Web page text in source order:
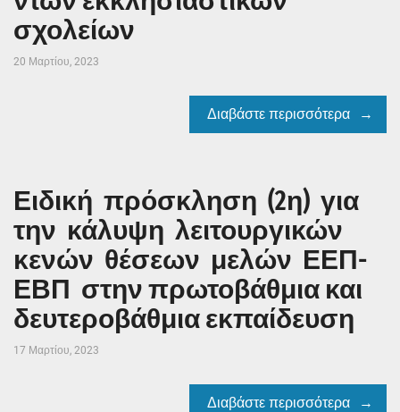
σχολείων
20 Μαρτίου, 2023
Διαβάστε περισσότερα
Ειδική πρόσκληση (2η) για
την κάλυψη λειτουργικών
κενών θέσεων μελών ΕΕΠ-
ΕΒΠ στην πρωτοβάθμια και
δευτεροβάθμια εκπαίδευση
17 Μαρτίου, 2023
Διαβάστε περισσότερα